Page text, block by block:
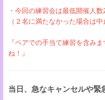
・今回の練習会は最低開催人数
（２名に満たなかった場合は
『ペアでの手当て練習を含み
ね！』
当日、急なキャンセルや緊